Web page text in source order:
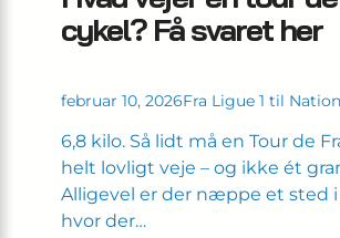
cykel? Få svaret her
februar 10, 2026Fra Ligue 1 til
6,8 kilo. Så lidt må en Tour de
helt lovligt veje – og ikke ét
Alligevel er der næppe et sted i
hvor der…